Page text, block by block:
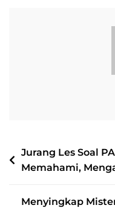
NAVIGASI
POS
Jurang Les Soal
Memahami,
Menyingkap